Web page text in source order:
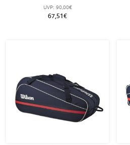
UVP: 90,00€
67,51€